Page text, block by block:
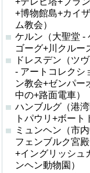
+博物館島+カイ
ム教会）
ケルン（大聖堂 -
ゴーグ+川クルー
ドレスデン（ツ
- アートコレクシ
ン教会+ゼンパー
中の+路面電車）
ハンブルグ（港
トパウリ+ボート
ミュンヘン（市
フェンブルク宮
+イングリッシュ
ンヘン動物園）